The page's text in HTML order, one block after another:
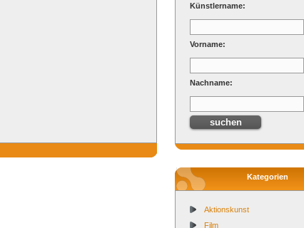
Künstlername:
Vorname:
Nachname:
Kategorien
Aktionskunst
Film